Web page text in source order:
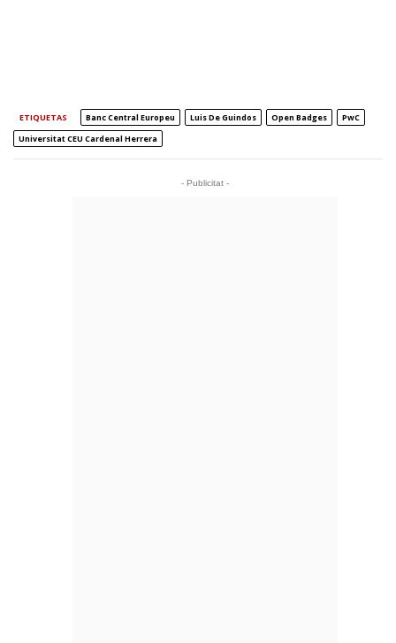
ETIQUETAS Banc Central Europeu Luis De Guindos Open Badges
PwC
Universitat CEU Cardenal Herrera
- Publicitat -